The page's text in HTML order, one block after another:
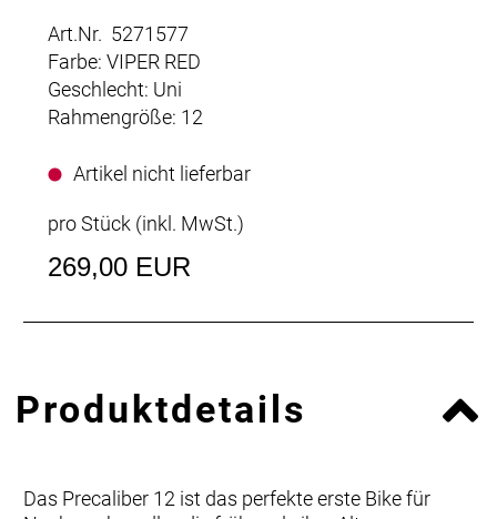
Art.Nr. 5271577
Farbe: VIPER RED
Geschlecht: Uni
Rahmengröße: 12
Artikel nicht lieferbar
pro Stück (inkl. MwSt.)
269,00 EUR
Produktdetails
Das Precaliber 12 ist das perfekte erste Bike für